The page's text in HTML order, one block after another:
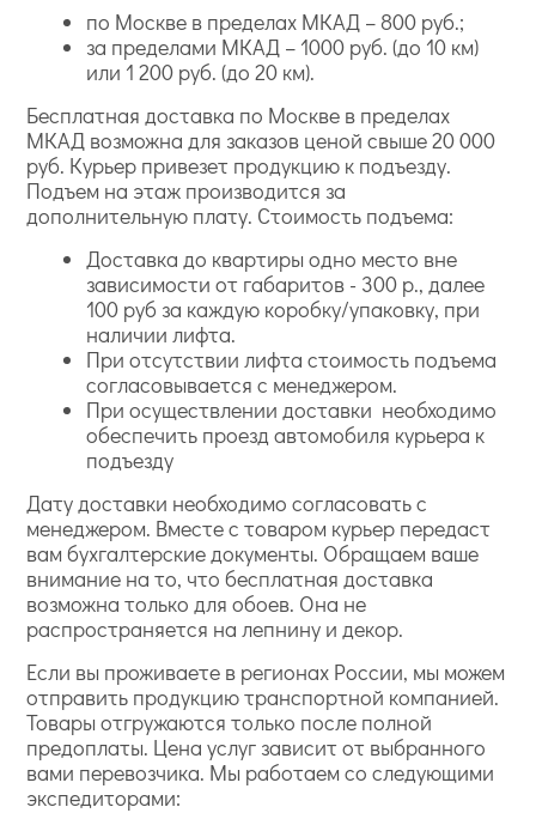
по Москве в пределах МКАД – 800 руб.;
за пределами МКАД – 1000 руб. (до 10 км)
или 1 200 руб. (до 20 км).
Бесплатная доставка по Москве в пределах
МКАД возможна для заказов ценой свыше 20 000
руб. Курьер привезет продукцию к подъезду.
Подъем на этаж производится за
дополнительную плату. Стоимость подъема:
Доставка до квартиры одно место вне
зависимости от габаритов - 300 р., далее
100 руб за каждую коробку/упаковку, при
наличии лифта.
При отсутствии лифта стоимость подъема
согласовывается с менеджером.
При осуществлении доставки необходимо
обеспечить проезд автомобиля курьера к
подъезду
Дату доставки необходимо согласовать с
менеджером. Вместе с товаром курьер передаст
вам бухгалтерские документы. Обращаем ваше
внимание на то, что бесплатная доставка
возможна только для обоев. Она не
распространяется на лепнину и декор.
Если вы проживаете в регионах России, мы можем
отправить продукцию транспортной компанией.
Товары отгружаются только после полной
предоплаты. Цена услуг зависит от выбранного
вами перевозчика. Мы работаем со следующими
экспедиторами: